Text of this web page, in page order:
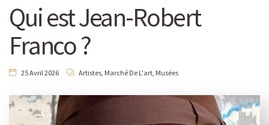
Qui est Jean-Robert
Franco ?
25 Avril 2026 Artistes, Marché De L'art, Musées